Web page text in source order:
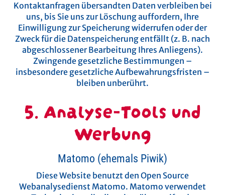
Kontaktanfragen übersandten Daten verbleiben bei
uns, bis Sie uns zur Löschung auffordern, Ihre
Einwilligung zur Speicherung widerrufen oder der
Zweck für die Datenspeicherung entfällt (z. B. nach
abgeschlossener Bearbeitung Ihres Anliegens).
Zwingende gesetzliche Bestimmungen –
insbesondere gesetzliche Aufbewahrungsfristen –
bleiben unberührt.
5. Analyse-Tools und
Werbung
Matomo (ehemals Piwik)
Diese Website benutzt den Open Source
Webanalysedienst Matomo. Matomo verwendet